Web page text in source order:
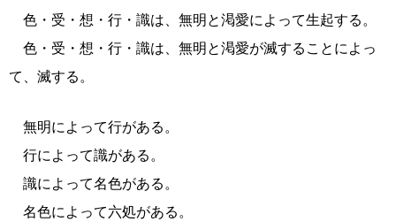
色・受・想・行・識は、無明と渇愛によって生起する。
色・受・想・行・識は、無明と渇愛が滅することによっ
て、滅する。
無明によって行がある。
行によって識がある。
識によって名色がある。
名色によって六処がある。